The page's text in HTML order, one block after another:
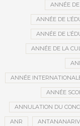
ANNÉE DE
ANNÉE DE
ANNÉE DE
ANNÉE DE LA
ANNÉE
ANNÉE
ANNULATION DU
ANR